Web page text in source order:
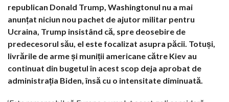
republican Donald Trump, Washingtonul nu a mai
anunțat niciun nou pachet de ajutor militar pentru
Ucraina, Trump insistând că, spre deosebire de
predecesorul său, el este focalizat asupra păcii. Totuși,
livrările de arme și muniții americane către Kiev au
continuat din bugetul în acest scop deja aprobat de
administrația Biden, însă cu o intensitate diminuată.